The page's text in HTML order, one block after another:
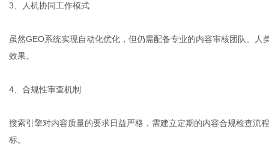
3、人机协同工作模式
虽然GEO系统实现自动化优化，但仍需配备专业的内容审核团队。
效果。
4、合规性审查机制
搜索引擎对内容质量的要求日益严格，需建立定期的内容合规检查流
标。